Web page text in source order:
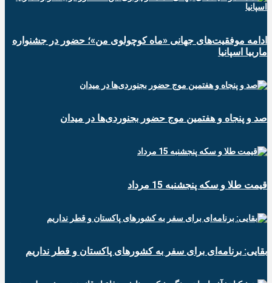
ادامه موفقیت‌های جهانی «ماه کوچولوی من»؛ حضور در جشنواره
ماربیا اسپانیا
صد و پنجاه و هفتمین موج حضور بجنوردی‌ها در میدان
قیمت طلا و سکه پنجشنبه 15 مرداد
بقایی: برنامه‌ای برای سفر به کشورهای پاکستان و قطر نداریم